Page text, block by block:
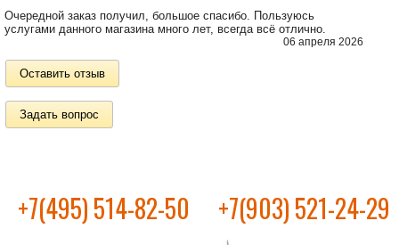
Очередной заказ получил, большое спасибо. Пользуюсь
услугами данного магазина много лет, всегда всё отлично.
06 апреля 2026
Оставить отзыв
Задать вопрос
+7(495) 514-82-50 +7(903) 521-24-29